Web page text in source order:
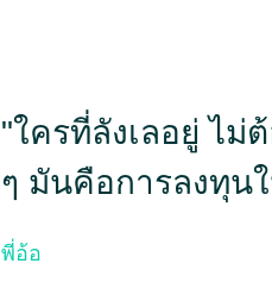
"ใครที่ลังเลอยู่ ไ
ๆ มันคือการลงทุน
พี่อ้อ